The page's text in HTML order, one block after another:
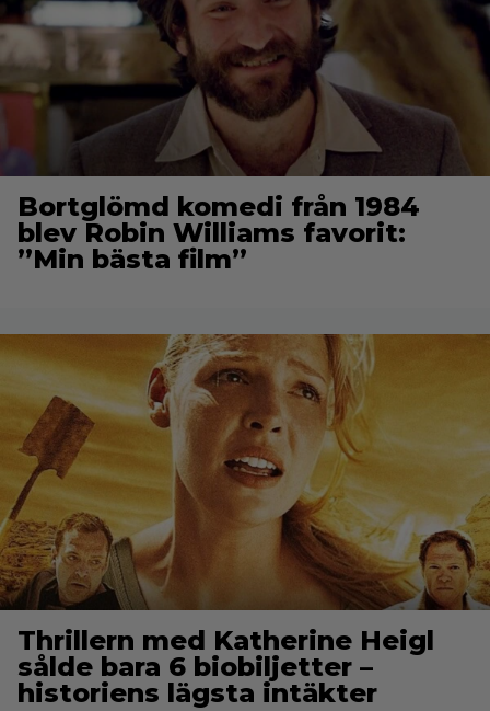
Bortglömd komedi från 1984
blev Robin Williams favorit:
”Min bästa film”
Thrillern med Katherine Heigl
sålde bara 6 biobiljetter –
historiens lägsta intäkter